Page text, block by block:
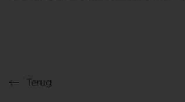
Terug